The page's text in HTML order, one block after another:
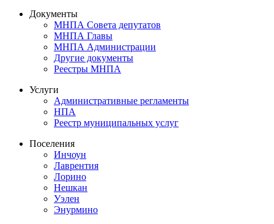
Документы
МНПА Совета депутатов
МНПА Главы
МНПА Администрации
Другие документы
Реестры МНПА
Услуги
Административные регламенты
НПА
Реестр муниципальных услуг
Поселения
Инчоун
Лаврентия
Лорино
Нешкан
Уэлен
Энурмино